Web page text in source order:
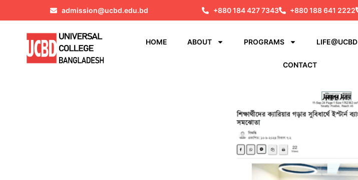
admission@ucbd.edu.bd +880 184 427 7343 +880 188 641 2222
HOME ABOUT PROGRAMS LIFE@UCBD
CONTACT